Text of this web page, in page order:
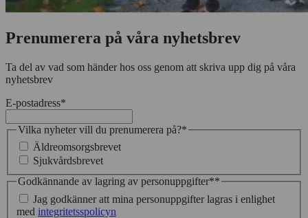
Prenumerera på våra nyhetsbrev
Ta del av vad som händer hos oss genom att skriva upp dig på våra
nyhetsbrev
E-postadress*
Vilka nyheter vill du prenumerera på?*
Äldreomsorgsbrevet
Sjukvårdsbrevet
Godkännande av lagring av personuppgifter**
Jag godkänner att mina personuppgifter lagras i enlighet
med integritetsspolicyn